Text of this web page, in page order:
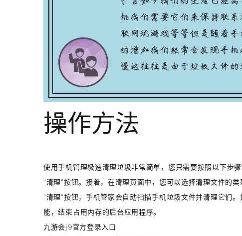
操作方法
使用手机管理极速清理垃圾非常简单，您只需要按照以下步
“清理”按钮。接着，在清理页面中，您可以选择清理文件的
“清理”按钮，手机管家会自动扫描手机垃圾文件并清理它们
能，结束占用内存的后台应用程序。
九游会j9官方登录入口